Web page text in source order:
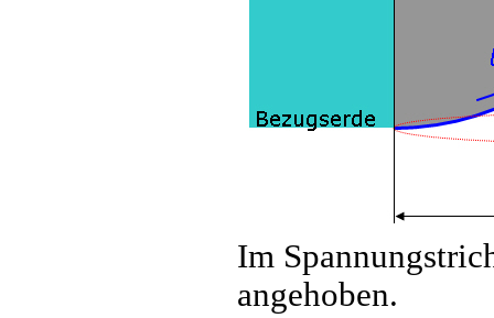
Im
angehoben.